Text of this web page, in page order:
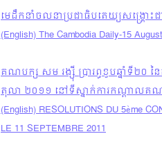
មេដឹកនាំចលនាប្រជាធិបតេយ្យសង្រ្គោ
(English) The Cambodia Daily-15
គណបក្ស សម រង្ស៊ី ប្រារព្ធខួបឆ្នាំទី២០
តុលា ២០១១ នៅទីស្នាក់ការកណ្តាលគណ
(English) RESOLUTIONS DU 5ème
LE 11 SEPTEMBRE 2011